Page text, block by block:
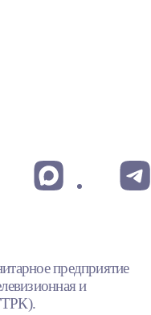
предприятие
и